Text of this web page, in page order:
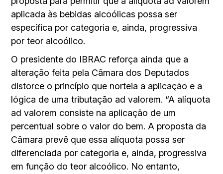
aplicada às bebidas alcoólicas possa ser
específica por categoria e, ainda, progressiva
por teor alcoólico.
O presidente do IBRAC reforça ainda que a
alteração feita pela Câmara dos Deputados
distorce o princípio que norteia a aplicação e a
lógica de uma tributação ad valorem. “A alíquota
ad valorem consiste na aplicação de um
percentual sobre o valor do bem. A proposta da
Câmara prevê que essa alíquota possa ser
diferenciada por categoria e, ainda, progressiva
em função do teor alcoólico. No entanto,